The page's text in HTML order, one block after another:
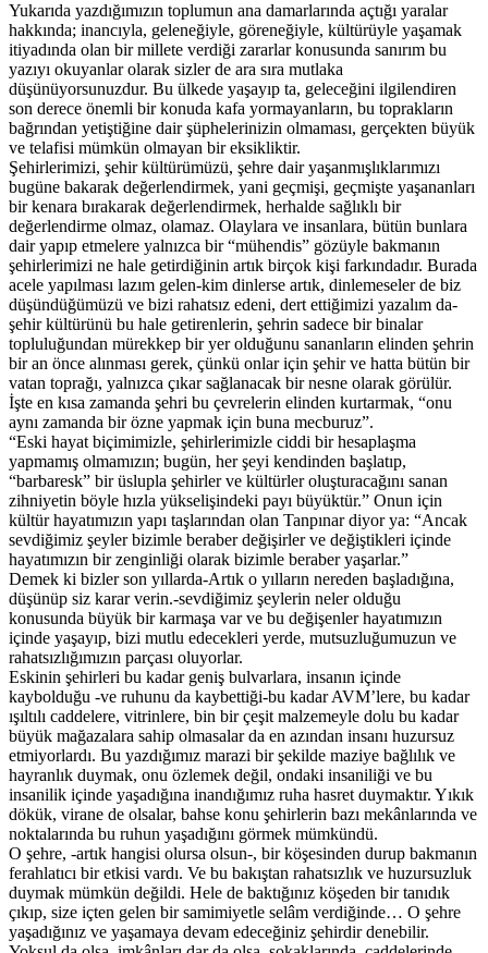
Yukarıda yazdığımızın toplumun ana damarlarında açtığı yaralar
hakkında; inancıyla, geleneğiyle, göreneğiyle, kültürüyle yaşamak
itiyadında olan bir millete verdiği zararlar konusunda sanırım bu
yazıyı okuyanlar olarak sizler de ara sıra mutlaka
düşünüyorsunuzdur. Bu ülkede yaşayıp ta, geleceğini ilgilendiren
son derece önemli bir konuda kafa yormayanların, bu toprakların
bağrından yetiştiğine dair şüphelerinizin olmaması, gerçekten büyük
ve telafisi mümkün olmayan bir eksikliktir.
Şehirlerimizi, şehir kültürümüzü, şehre dair yaşanmışlıklarımızı
bugüne bakarak değerlendirmek, yani geçmişi, geçmişte yaşananları
bir kenara bırakarak değerlendirmek, herhalde sağlıklı bir
değerlendirme olmaz, olamaz. Olaylara ve insanlara, bütün bunlara
dair yapıp etmelere yalnızca bir “mühendis” gözüyle bakmanın
şehirlerimizi ne hale getirdiğinin artık birçok kişi farkındadır. Burada
acele yapılması lazım gelen-kim dinlerse artık, dinlemeseler de biz
düşündüğümüzü ve bizi rahatsız edeni, dert ettiğimizi yazalım da-
şehir kültürünü bu hale getirenlerin, şehrin sadece bir binalar
topluluğundan mürekkep bir yer olduğunu sananların elinden şehrin
bir an önce alınması gerek, çünkü onlar için şehir ve hatta bütün bir
vatan toprağı, yalnızca çıkar sağlanacak bir nesne olarak görülür.
İşte en kısa zamanda şehri bu çevrelerin elinden kurtarmak, “onu
aynı zamanda bir özne yapmak için buna mecburuz”.
“Eski hayat biçimimizle, şehirlerimizle ciddi bir hesaplaşma
yapmamış olmamızın; bugün, her şeyi kendinden başlatıp,
“barbaresk” bir üslupla şehirler ve kültürler oluşturacağını sanan
zihniyetin böyle hızla yükselişindeki payı büyüktür.” Onun için
kültür hayatımızın yapı taşlarından olan Tanpınar diyor ya: “Ancak
sevdiğimiz şeyler bizimle beraber değişirler ve değiştikleri içinde
hayatımızın bir zenginliği olarak bizimle beraber yaşarlar.”
Demek ki bizler son yıllarda-Artık o yılların nereden başladığına,
düşünüp siz karar verin.-sevdiğimiz şeylerin neler olduğu
konusunda büyük bir karmaşa var ve bu değişenler hayatımızın
içinde yaşayıp, bizi mutlu edecekleri yerde, mutsuzluğumuzun ve
rahatsızlığımızın parçası oluyorlar.
Eskinin şehirleri bu kadar geniş bulvarlara, insanın içinde
kaybolduğu -ve ruhunu da kaybettiği-bu kadar AVM’lere, bu kadar
ışıltılı caddelere, vitrinlere, bin bir çeşit malzemeyle dolu bu kadar
büyük mağazalara sahip olmasalar da en azından insanı huzursuz
etmiyorlardı. Bu yazdığımız marazi bir şekilde maziye bağlılık ve
hayranlık duymak, onu özlemek değil, ondaki insaniliği ve bu
insanilik içinde yaşadığına inandığımız ruha hasret duymaktır. Yıkık
dökük, virane de olsalar, bahse konu şehirlerin bazı mekânlarında ve
noktalarında bu ruhun yaşadığını görmek mümkündü.
O şehre, -artık hangisi olursa olsun-, bir köşesinden durup bakmanın
ferahlatıcı bir etkisi vardı. Ve bu bakıştan rahatsızlık ve huzursuzluk
duymak mümkün değildi. Hele de baktığınız köşeden bir tanıdık
çıkıp, size içten gelen bir samimiyetle selâm verdiğinde… O şehre
yaşadığınız ve yaşamaya devam edeceğiniz şehirdir denebilir.